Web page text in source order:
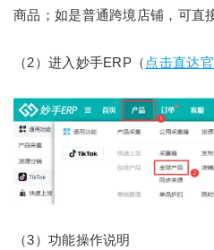
商品；如是普通跨境店铺，可直
（2）进入妙手ERP（ 点击直达
（3）功能操作说明